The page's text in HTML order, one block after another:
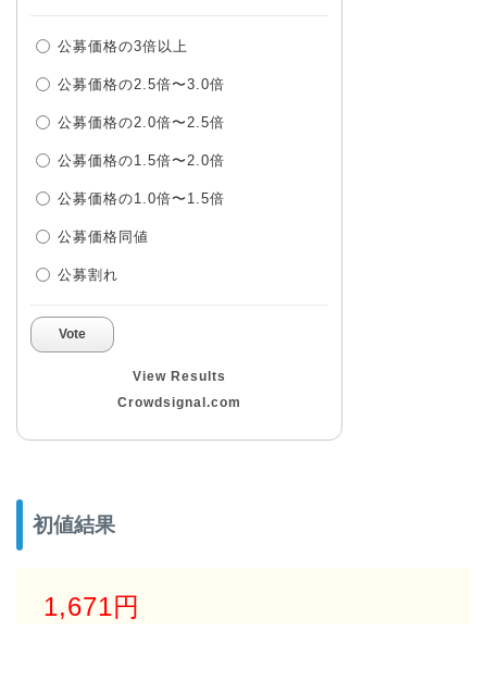
公募価格の3倍以上
公募価格の2.5倍〜3.0倍
公募価格の2.0倍〜2.5倍
公募価格の1.5倍〜2.0倍
公募価格の1.0倍〜1.5倍
公募価格同値
公募割れ
Vote
View Results
Crowdsignal.com
初値結果
1,671円